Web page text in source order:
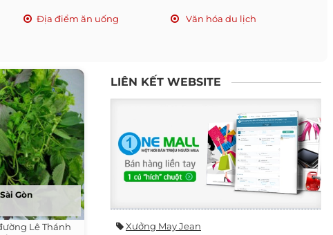
Địa điểm ăn uống
Văn hóa du lịch
Gòn
Lê Thánh
LIÊN KẾT WEBSITE
Xưởng May Jean